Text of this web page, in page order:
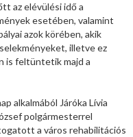
az elévülési idő a
esetében, valamint
azok körében, akik
illetve ez
is feltüntetik majd a
alkalmából Járóka Lívia
polgármesterrel
a város rehabilitációs